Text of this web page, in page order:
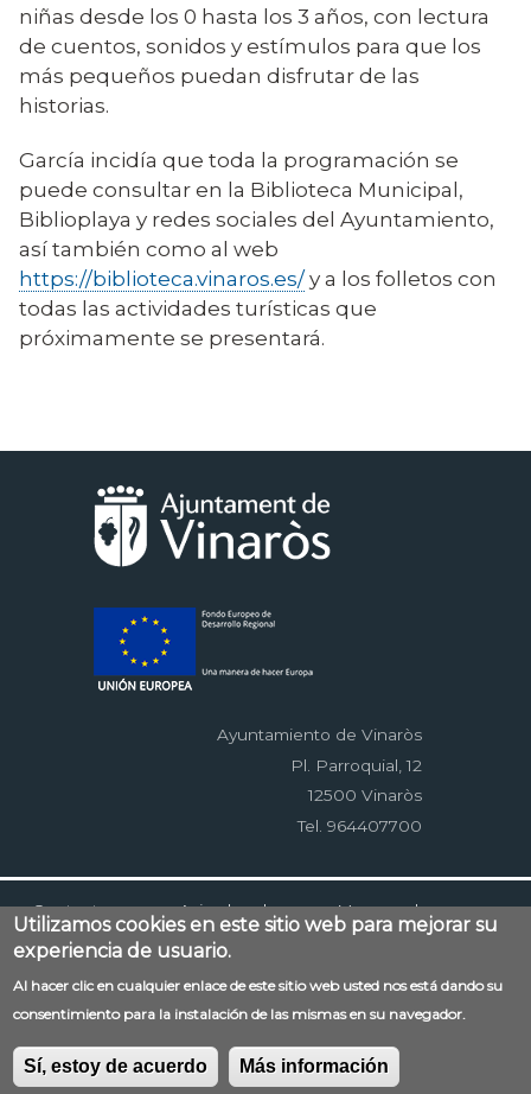
niñas desde los 0 hasta los 3 años, con lectura
de cuentos, sonidos y estímulos para que los
más pequeños puedan disfrutar de las
historias.
García incidía que toda la programación se
puede consultar en la Biblioteca Municipal,
Biblioplaya y redes sociales del Ayuntamiento,
así también como al web
https://biblioteca.vinaros.es/y a los folletos con
todas las actividades turísticas que
próximamente se presentará.
Ayuntamiento de Vinaròs
Pl. Parroquial, 12
12500 Vinaròs
Tel. 964407700
Menú
al
Contacto Aviso legal
Mapa web
Accessibilitat
Política de privacidad
Utilizamos cookies en este sitio web para mejorar su
experiencia de usuario.
Al hacer clic en cualquier enlace de este sitio web usted nos está dando su
consentimiento para la instalación de las mismas en su navegador.
Sí, estoy de acuerdo Más información